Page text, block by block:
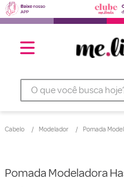
O que você busca hoje?
Cabelo Modelador Pomada
Pomada Modeladora